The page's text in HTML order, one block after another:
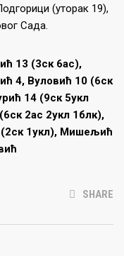
(уторак 19),
Сада.
13 (3ск 6ас),
4, Вуловић 10 (6ск
14 (9ск 5укл
2ас 2укл 1блк),
1укл), Мишељић
SHARE